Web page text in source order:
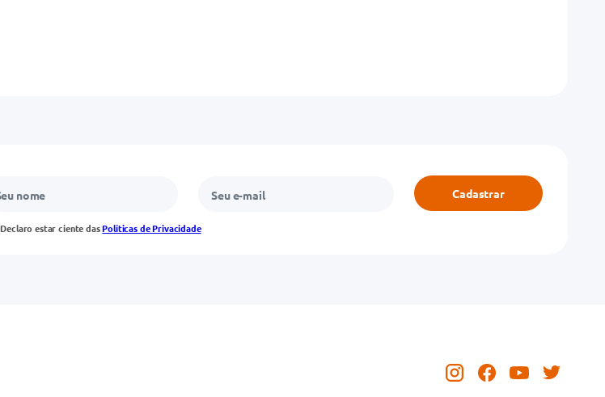
Declaro estar ciente dasPolíticas de Privacidade
Cadastrar